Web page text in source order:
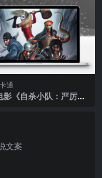
通
影《自杀小队：严厉惩
文案